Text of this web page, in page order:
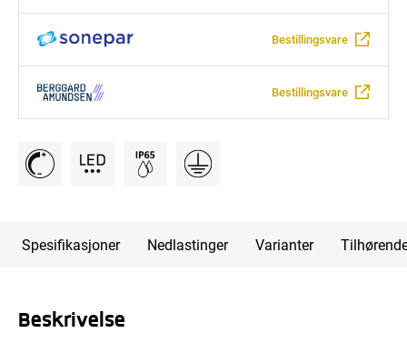
Bestillingsvare
Bestillingsvare
Spesifikasjoner Nedlastinger Varianter
Beskrivelse